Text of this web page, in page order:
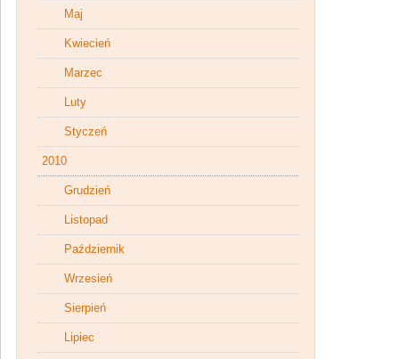
Maj
Kwiecień
Marzec
Luty
Styczeń
2010
Grudzień
Listopad
Październik
Wrzesień
Sierpień
Lipiec